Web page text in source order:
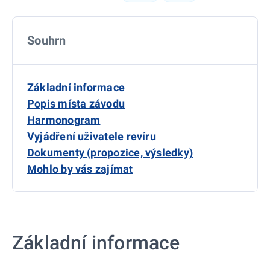
Souhrn
Základní informace
Popis místa závodu
Harmonogram
Vyjádření uživatele revíru
Dokumenty (propozice, výsledky)
Mohlo by vás zajímat
Základní informace